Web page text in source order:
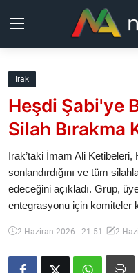
Kurdistan
Bölgeler
Güncel
Analiz
Irak
Heşdi Şabi'ye
Silah Bırakma
Irak’taki İmam Ali Ketibeleri,
sonlandırdığını ve tüm
edeceğini açıkladı. Grup,
entegrasyonu için komiteler
2 Haziran 2026 - 21:51 2